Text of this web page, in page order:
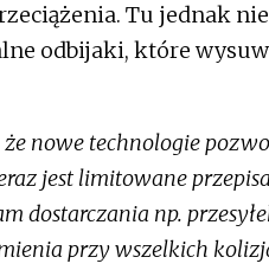
Tu jednak
odbijaki, które
nowe technologie
jest limitowane
dostarczania np.
przy wszelkich